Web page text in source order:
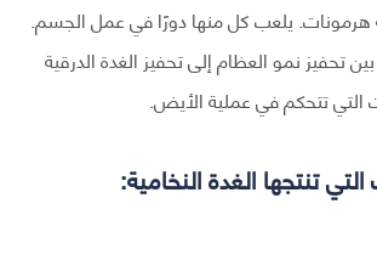
هرمونات. يلعب كل منها دورًا في عمل الجسم.
تحفيز نمو العظام إلى تحفيز الغدة الدرقية
التي تتحكم في عملية الأيض.
تنتجها الغدة النخامية: